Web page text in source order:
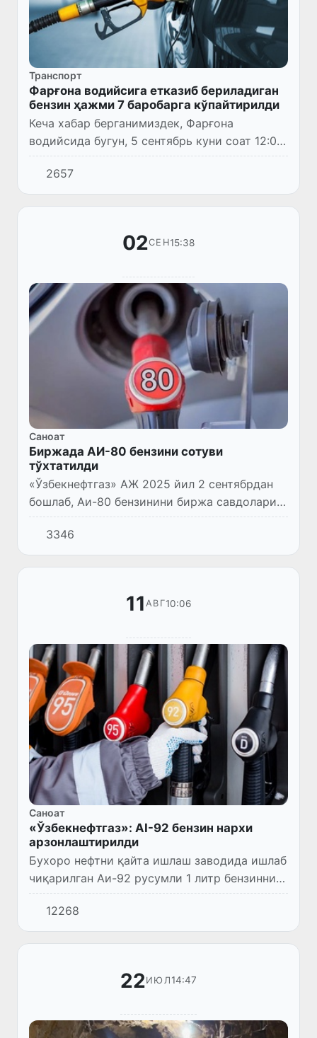
Транспорт
Фарғона водийсига етказиб бериладиган
бензин ҳажми 7 баробарга кўпайтирилди
Кеча хабар берганимиздек, Фарғона
водийсида бугун, 5 сентябрь куни соат 12:00
дан 36 соат давомида «Оҳангарон–Пунгон»
магистраль газ қувури орқали табиий газ
узатиш вақтинча тўхтат...
2657
02СЕН15:38
Саноат
Биржада АИ-80 бензини сотуви
тўхтатилди
«Ўзбекнефтгаз» АЖ 2025 йил 2 сентябрдан
бошлаб, Аи-80 бензинини биржа савдолари
орқали сотишни тўхтатди.
3346
11 АВГ10:06
Саноат
«Ўзбекнефтгаз»: AI-92 бензин нархи
арзонлаштирилди
Бухоро нефтни қайта ишлаш заводида ишлаб
чиқарилган Аи-92 русумли 1 литр бензиннинг
биржа савдоларидаги нархи 9400 сўмгача
арзонлаштирилди.
12268
22ИЮЛ14:47